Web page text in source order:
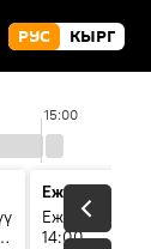
РУС КЫРГ
15:00
Ежедневные
Ежедневные
14:00